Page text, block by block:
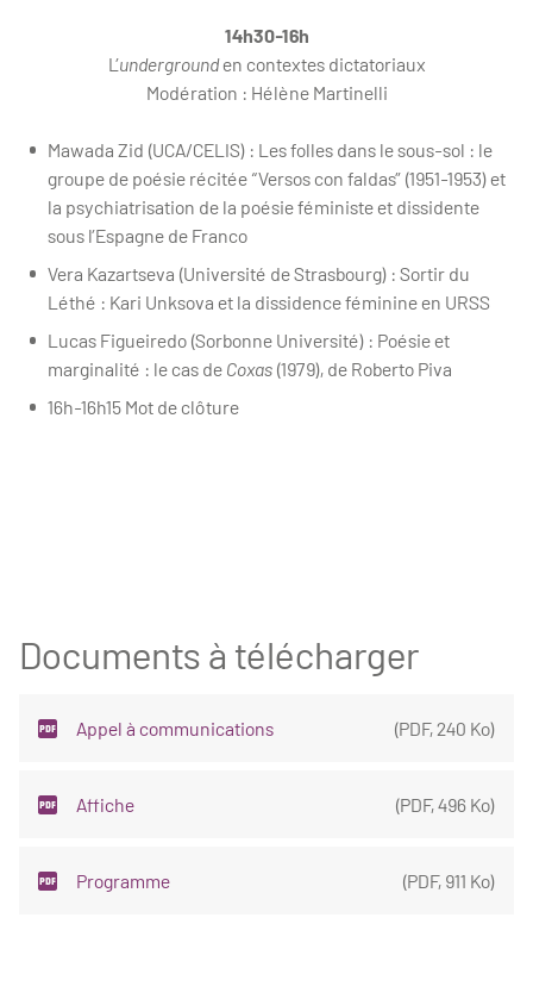
14h30-16h
L’undergrounden contextes dictatoriaux
Modération : Hélène Martinelli
Mawada Zid (UCA/CELIS) : Les folles dans le sous-sol : le
groupe de poésie récitée “Versos con faldas” (1951-1953) et
la psychiatrisation de la poésie féministe et dissidente
sous l’Espagne de Franco
Vera Kazartseva (Université de Strasbourg) : Sortir du
Léthé : Kari Unksova et la dissidence féminine en URSS
Lucas Figueiredo (Sorbonne Université) : Poésie et
marginalité : le cas de Coxas (1979), de Roberto Piva
16h-16h15 Mot de clôture
Documents à télécharger
Appel à communications (PDF,240 Ko)
Affiche (PDF,496 Ko)
Programme (PDF, 911 Ko)